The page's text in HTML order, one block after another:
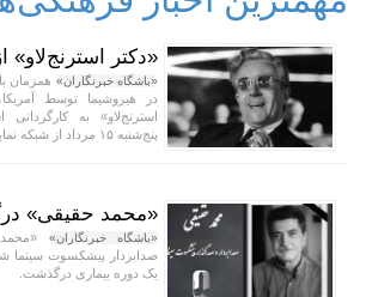
«دکتر
«باشگاه خبرنگاران» همزمان
در هیروشیما توسط
استرنج‌لاو» به کارگردانی
پنج‌شنبه ۱۵ مرداد از شبکه نمایش پخش می‌شود.
«محمد حقیقی»
«باشگاه خبرنگاران»
صدابردار پیشکسوت
یک دوره بیماری درگذشت.